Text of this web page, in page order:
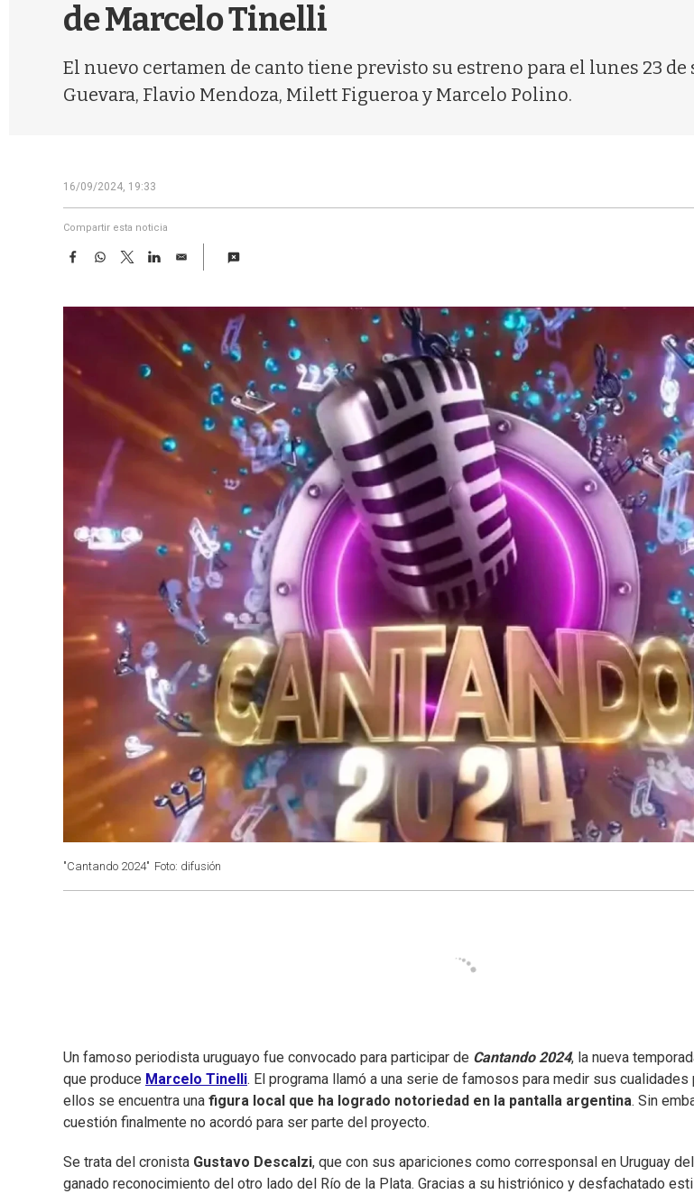
de Marcelo Tinelli
El nuevo certamen de canto tiene previsto su estreno para el lunes 23
Guevara, Flavio Mendoza, Milett Figueroa y Marcelo Polino.
16/09/2024, 19:33
Compartir esta noticia
F
e
k
W
t
T
w
t
t
L
k
d
E
i
"Cantando 2024" Foto: difusión
Un famoso periodista uruguayo fue convocado para participar de Cantando 2024, la nueva
que produce Marcelo Tinelli. El programa llamó a una serie de famosos para medir sus cualidades
ellos se encuentra una figura local que ha logrado notoriedad en la pantalla argentina. Sin
cuestión finalmente no acordó para ser parte del proyecto.
Se trata del cronista Gustavo Descalzi, que con sus apariciones como corresponsal en Uruguay
ganado reconocimiento del otro lado del Río de la Plata. Gracias a su histriónico y desfachatado